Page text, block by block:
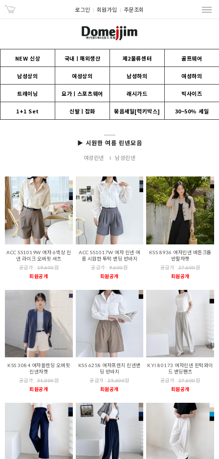
로그인 회원가입 주문조회
NEW 신상 국내ㅣ해외생산 제2물류센터 골프웨어
남성상의 여성상의 남성하의 여성하의
트레이닝 요가ㅣ스포츠웨어 래시가드 빅사이즈
1+1 Set 신발ㅣ잡화 묶음세일[럭키박스] 30~50% 세일
▶ 시원한 여름 린넨모음
여성린넨 남성린넨
ACC SS1019W 여자 6색상 린
넨 라이크 오버핏 셔츠
공급가 :19,600원
회원공개
ACC SS1017W 여자 린넨 여
름 시원한 투턱 밴딩 반바지
공급가 :9,600원
회원공개
KSS 8936 여자린넨 버튼크롭
반팔자켓
공급가 : 27,600원
회원공개
KSS 3084 여자블렌딩 오버핏
린넨자켓
공급가 :31,000원
회원공개
KSS 6258 여자프렌치 린넨밴
딩 반바지
공급가 :25,600원
회원공개
KYI 80173 여자린넨 핀턱와이
드 밴딩팬츠
공급가 : 27,600원
회원공개